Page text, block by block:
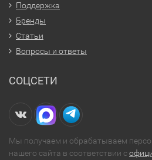
Поддержка
Бренды
Статьи
Вопросы и ответы
СОЦСЕТИ
Мы получаем и обрабатываем
нашего сайта в соответствии с